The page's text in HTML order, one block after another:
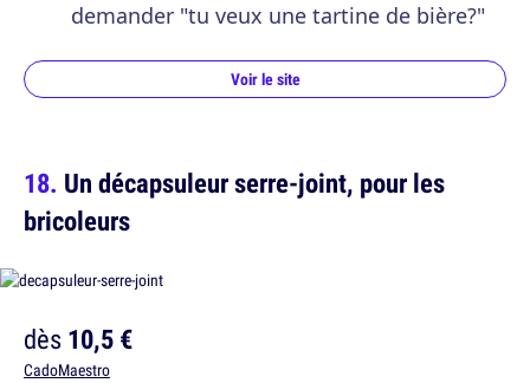
demander "tu veux une tartine de bière?"
Voir le site
Un décapsuleur serre-joint, pour les
bricoleurs
dès10,5 €
CadoMaestro